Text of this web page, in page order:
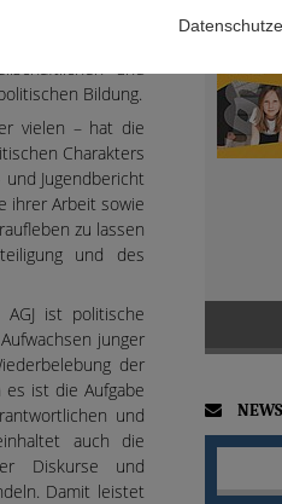
der drohenden
Konsenses
und
Bildung.
vielen – hat die
Charakters
Jugendbericht
ihrer Arbeit sowie
zu lassen
und des
ist politische
junger
der
ist die Aufgabe
und
auch die
Diskurse und
Damit leistet